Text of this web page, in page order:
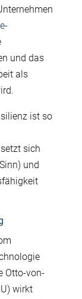
und das
als
ist so
sich
und
ähigkeit
Otto-von-
wirkt